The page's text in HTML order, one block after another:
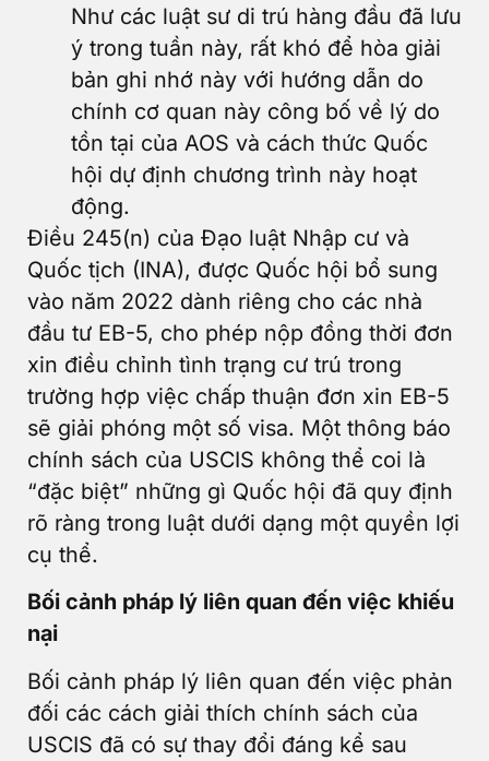
Như các luật sư di trú hàng đầu đã lưu
ý trong tuần này, rất khó để hòa giải
bản ghi nhớ này với hướng dẫn do
chính cơ quan này công bố về lý do
tồn tại của AOS và cách thức Quốc
hội dự định chương trình này hoạt
động.
Điều 245(n) của Đạo luật Nhập cư và
Quốc tịch (INA), được Quốc hội bổ sung
vào năm 2022 dành riêng cho các nhà
đầu tư EB-5, cho phép nộp đồng thời đơn
xin điều chỉnh tình trạng cư trú trong
trường hợp việc chấp thuận đơn xin EB-5
sẽ giải phóng một số visa. Một thông báo
chính sách của USCIS không thể coi là
“đặc biệt” những gì Quốc hội đã quy định
rõ ràng trong luật dưới dạng một quyền lợi
cụ thể.
Bối cảnh pháp lý liên quan đến việc khiếu
nại
Bối cảnh pháp lý liên quan đến việc phản
đối các cách giải thích chính sách của
USCIS đã có sự thay đổi đáng kể sau